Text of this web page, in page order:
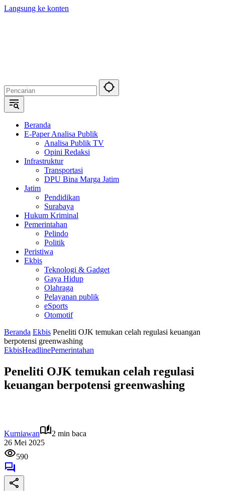
Langsung ke konten
Beranda
E-Paper Analisa Publik
Analisa Publik TV
Opini Redaksi
Infrastruktur
Transportasi
DPU Bina Marga Jatim
Jatim
Pendidikan
Surabaya
Hukum Kriminal
Pemerintahan
Pelindo
Politik
Peristiwa
Ekbis
Teknologi & Gadget
Gaya Hidup
Olahraga
Pelayanan publik
eSports
Otomotif
Beranda Ekbis Peneliti OJK temukan celah regulasi keuangan
berpotensi greenwashing
EkbisHeadlinePemerintahan
Peneliti OJK temukan celah regulasi
keuangan berpotensi greenwashing
Kurniawan
2 min baca
26 Mei 2025
590